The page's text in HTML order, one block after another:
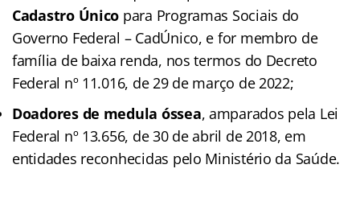
Cadastro Único para Programas Sociais do
Governo Federal – CadÚnico, e for membro de
família de baixa renda, nos termos do Decreto
Federal nº 11.016, de 29 de março de 2022;
Doadores de medula óssea, amparados pela Lei
Federal nº 13.656, de 30 de abril de 2018, em
entidades reconhecidas pelo Ministério da Saúde.